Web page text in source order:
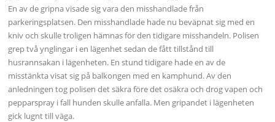
En av de gripna visade sig vara den misshandlade från
parkeringsplatsen. Den misshandlade hade nu beväpnat sig med en
kniv och skulle troligen hämnas för den tidigare misshandeln. Polisen
grep två ynglingar i en lägenhet sedan de fått tillstånd till
husrannsakan i lägenheten. En stund tidigare hade en av de
misstänkta visat sig på balkongen med en kamphund. Av den
anledningen tog polisen det säkra före det osäkra och drog vapen och
pepparspray i fall hunden skulle anfalla. Men gripandet i lägenheten
gick lugnt till väga.